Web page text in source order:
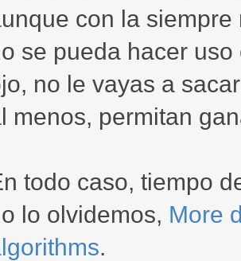
con la
se pueda hacer
no le vayas a
menos, permitan
todo caso, tiempo
lo olvidemos, More
.